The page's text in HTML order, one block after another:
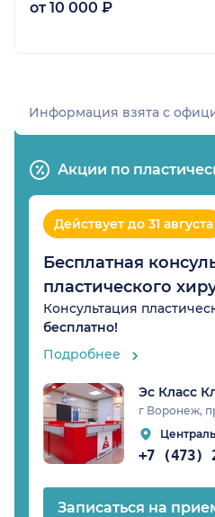
от 10 000 ₽
Акции по
Действует до 31 августа
Бесплатная
пластического
Консультация
бесплатно!
Подробнее
Эс Класс
г Воронеж,
Записаться на
Информация взята c